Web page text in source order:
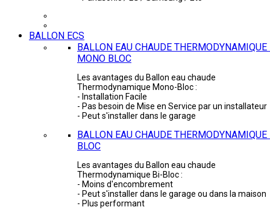
BALLON ECS
BALLON EAU CHAUDE THERMODYNAMIQUE
MONO BLOC
Les avantages du Ballon eau chaude
Thermodynamique Mono-Bloc :
- Installation Facile
- Pas besoin de Mise en Service par un installateur
- Peut s'installer dans le garage
BALLON EAU CHAUDE
BLOC
Les avantages du Ballon eau chaude
Thermodynamique Bi-Bloc :
- Moins d'encombrement
- Peut s'installer dans le garage ou dans la maison
- Plus performant